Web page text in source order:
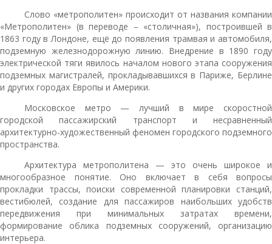
Слово «метрополитен» происходит от названия компании
«Метрополитен» (в переводе – «столичная»), построившей в
1863 году в Лондоне, ещё до появления трамвая и автомобиля,
подземную железнодорожную линию. Внедрение в 1890 году
электрической тяги явилось началом нового этапа сооружения
подземных магистралей, прокладывавшихся в Париже, Берлине
и других городах Европы и Америки.
Московское метро — лучший в мире скоростной
городской пассажирский транспорт и несравненный
архитектурно-художественный феномен городского подземного
пространства.
Архитектура метрополитена — это очень широкое и
многообразное понятие. Оно включает в себя вопросы
прокладки трассы, поиски современной планировки станций,
вестибюлей, создание для пассажиров наибольших удобств
передвижения при минимальных затратах времени,
формирование облика подземных сооружений, организацию
интерьера.